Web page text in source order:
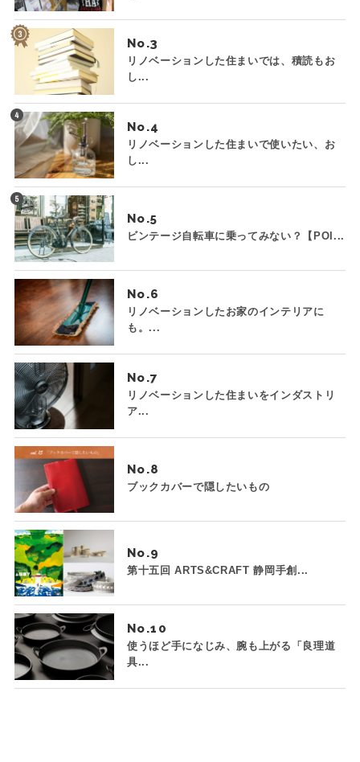
No.
リノベーションした住まいでは、積読もお
し...
No.
リノベーションした住まいで使いたい、お
し...
No.
ビンテージ自転車に乗ってみない？【POI...
No.
リノベーションしたお家のインテリアに
も。...
No.
リノベーションした住まいをインダストリ
ア...
No.
ブックカバーで隠したいもの
No.
第十五回 ARTS&CRAFT 静岡手創...
No.
使うほど手になじみ、腕も上がる「良理道
具...